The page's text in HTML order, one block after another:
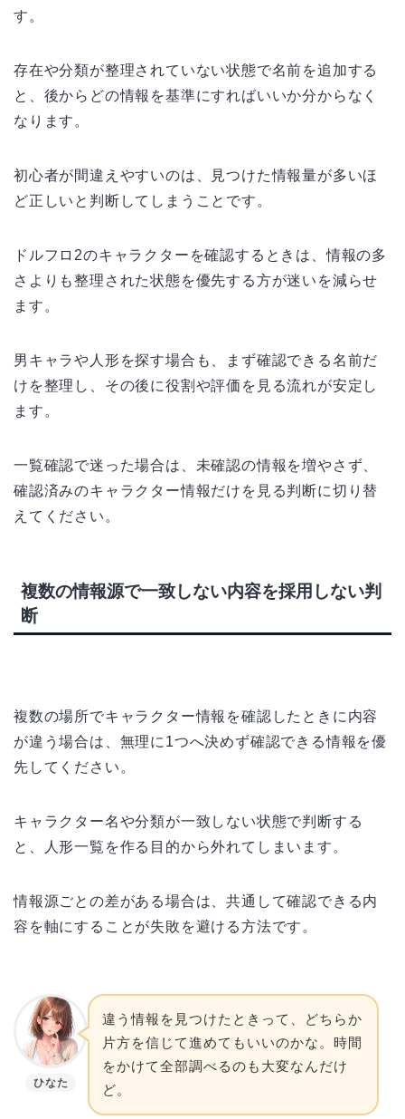
す。
存在や分類が整理されていない状態で名前を追加する
と、後からどの情報を基準にすればいいか分からなく
なります。
初心者が間違えやすいのは、見つけた情報量が多いほ
ど正しいと判断してしまうことです。
ドルフロ2のキャラクターを確認するときは、情報の多
さよりも整理された状態を優先する方が迷いを減らせ
ます。
男キャラや人形を探す場合も、まず確認できる名前だ
けを整理し、その後に役割や評価を見る流れが安定し
ます。
一覧確認で迷った場合は、未確認の情報を増やさず、
確認済みのキャラクター情報だけを見る判断に切り替
えてください。
複数の情報源で一致しない内容を採用しない判
断
複数の場所でキャラクター情報を確認したときに内容
が違う場合は、無理に1つへ決めず確認できる情報を優
先してください。
キャラクター名や分類が一致しない状態で判断する
と、人形一覧を作る目的から外れてしまいます。
情報源ごとの差がある場合は、共通して確認できる内
容を軸にすることが失敗を避ける方法です。
ひなた
違う情報を見つけたときって、どちらか
片方を信じて進めてもいいのかな。時間
をかけて全部調べるのも大変なんだけ
ど。